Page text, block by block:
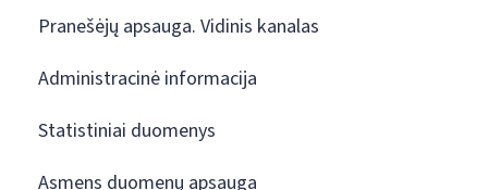
Pranešėjų apsauga. Vidinis kanalas
Administracinė informacija
Statistiniai duomenys
Asmens duomenų apsauga